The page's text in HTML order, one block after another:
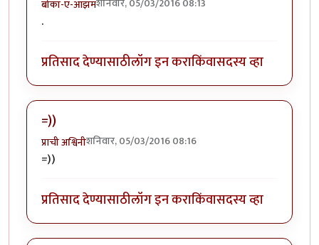
बोका-ए-आझम
.
प्रतिसाद देण्यासाठीलॉग इन कराकिंवासदस्य व्हा
=))
प्राची अश्विनीशनिवार, 05/03/2016 08:16
=))
प्रतिसाद देण्यासाठीलॉग इन कराकिंवासदस्य व्हा